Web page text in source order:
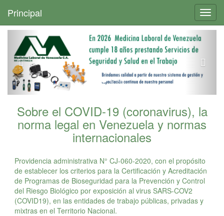
Principal
Sobre el COVID-19 (coronavirus), la
norma legal en Venezuela y normas
internacionales
Providencia administrativa N° CJ-060-2020, con el propósito
de establecer los criterios para la Certificación y Acreditación
de Programas de Bioseguridad para la Prevención y Control
del Riesgo Biológico por exposición al virus SARS-COV2
(COVID19), en las entidades de trabajo públicas, privadas y
mixtras en el Territorio Nacional.